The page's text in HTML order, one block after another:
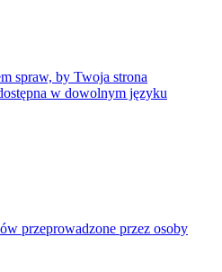
spraw, by Twoja strona
w dowolnym języku
przeprowadzone przez osoby